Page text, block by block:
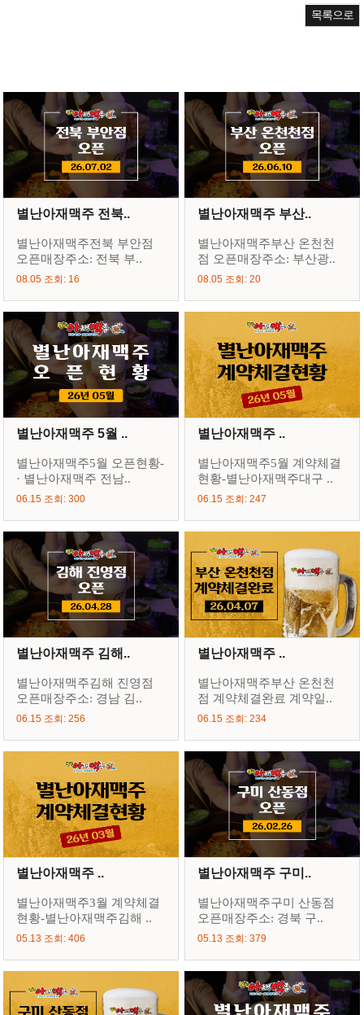
목록으로
별난아재맥주 전북..
별난아재맥주전북 부안점
오픈매장주소: 전북 부..
08.05 조회: 16
별난아재맥주 부산..
별난아재맥주부산 온천천
점 오픈매장주소: 부산광..
08.05 조회: 20
별난아재맥주 5월 ..
별난아재맥주5월 오픈현황-
· 별난아재맥주 전남..
06.15 조회: 300
별난아재맥주 ..
별난아재맥주5월 계약체결
현황-별난아재맥주대구 ..
06.15 조회: 247
별난아재맥주 김해..
별난아재맥주김해 진영점
오픈매장주소: 경남 김..
06.15 조회: 256
별난아재맥주 ..
별난아재맥주부산 온천천
점 계약체결완료 계약일..
06.15 조회: 234
별난아재맥주 ..
별난아재맥주3월 계약체결
현황-별난아재맥주김해 ..
05.13 조회: 406
별난아재맥주 구미..
별난아재맥주구미 산동점
오픈매장주소: 경북 구..
05.13 조회: 379